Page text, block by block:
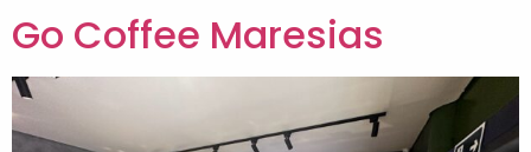
Go Coffee Maresias